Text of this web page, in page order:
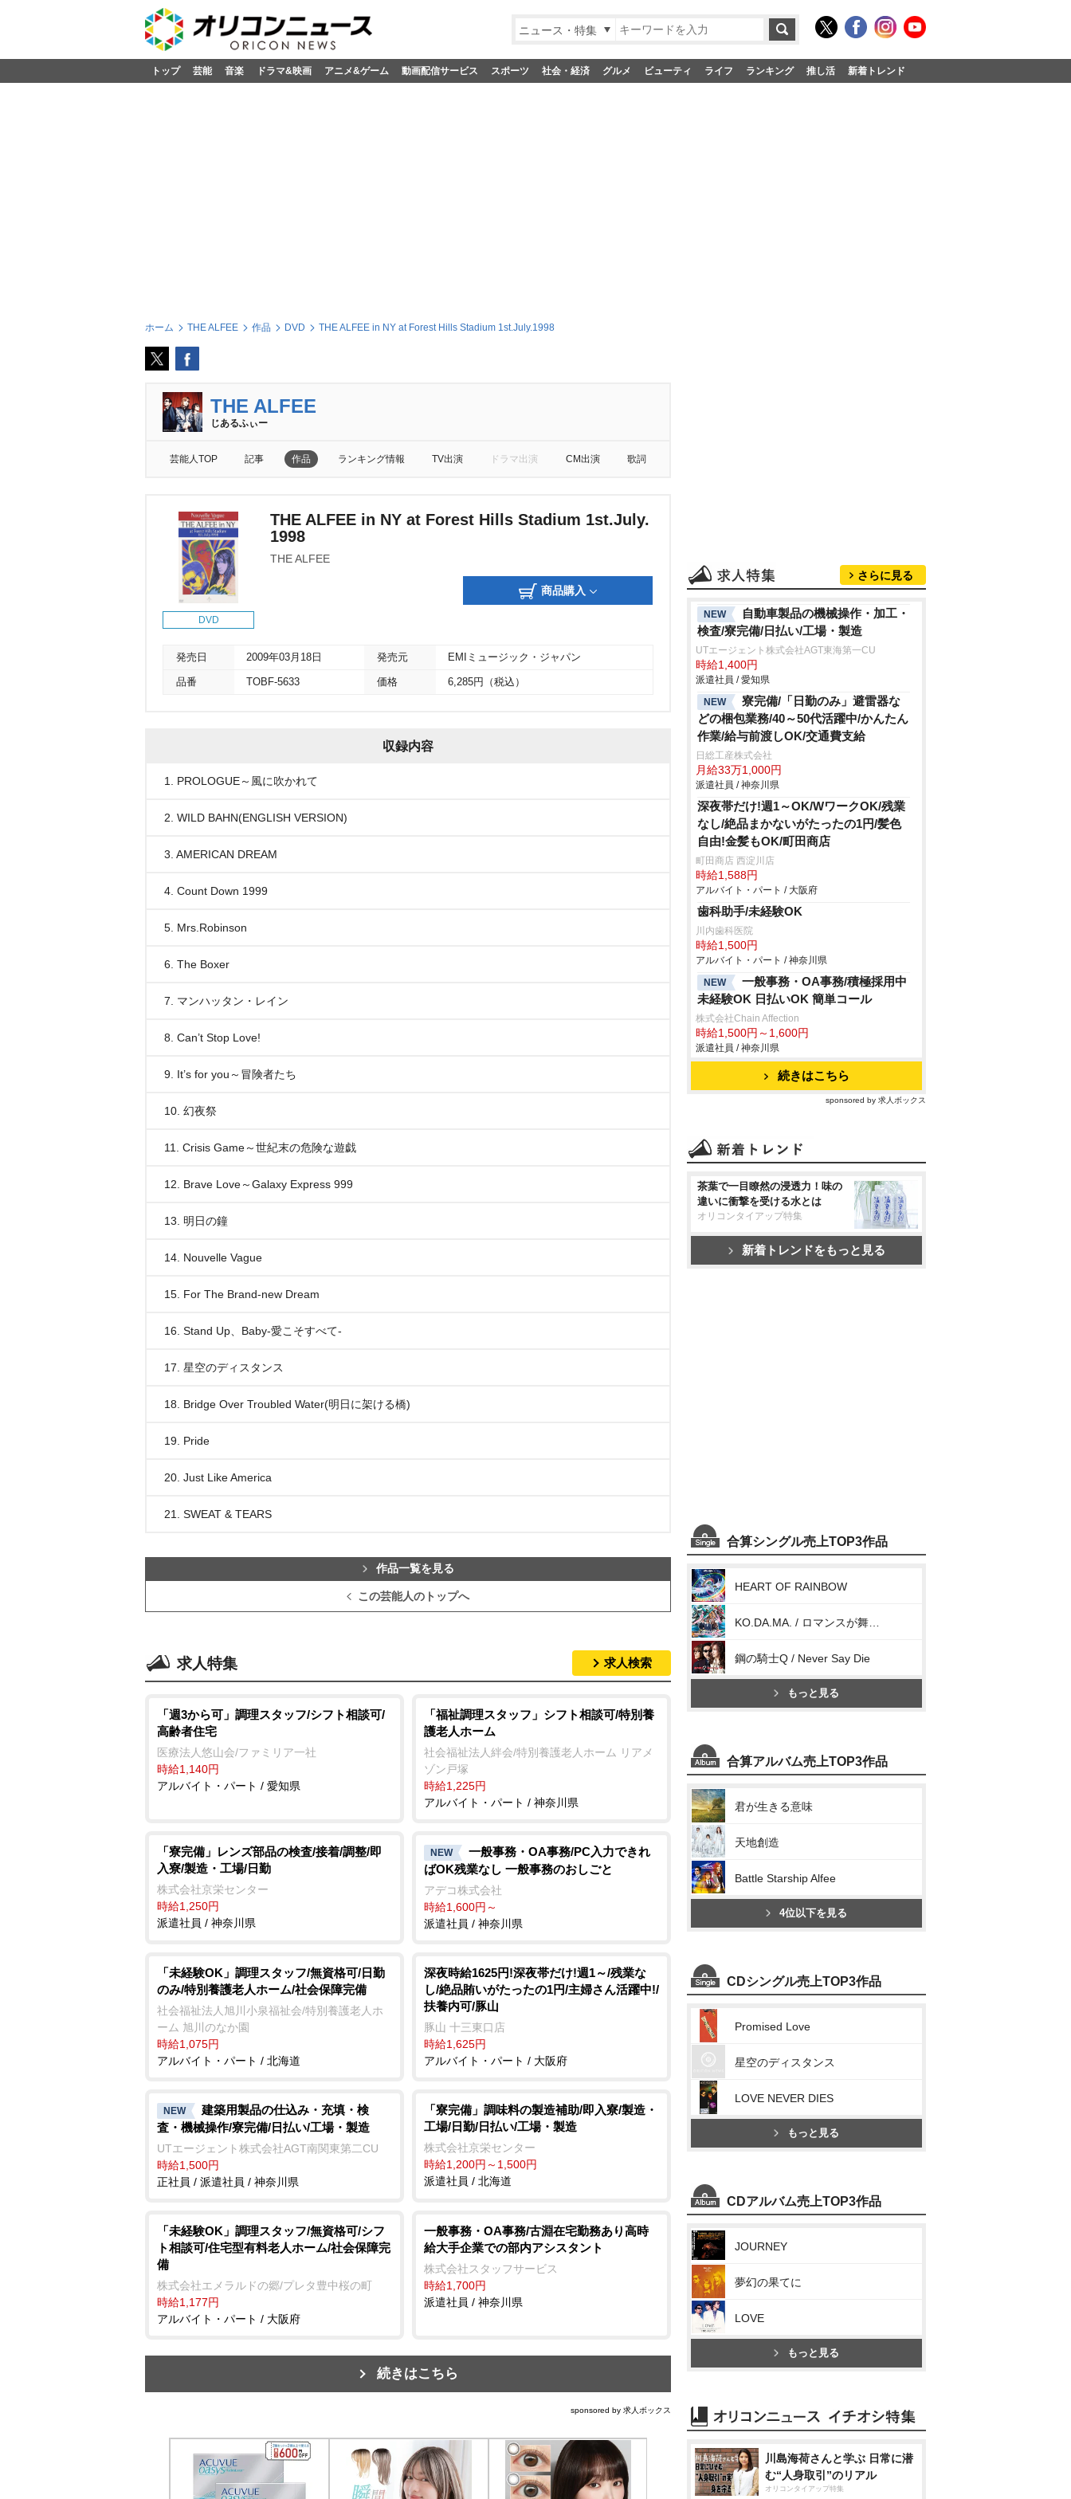
ニュース・特集
トップ 芸能 音楽 ドラマ&映画 アニメ&ゲーム 動画配信サービス スポーツ 社会・経済 グルメ ビューティ ライフ ランキング 推し活 新着トレンド
ホーム THE ALFEE 作品 DVD THE ALFEE in NY at Forest Hills Stadium 1st.July.1998
THE ALFEE
じあるふぃー
芸能人TOP 記事 作品 ランキング情報 TV出演 ドラマ出演 CM出演 歌詞
DVD
THE ALFEE in NY at Forest Hills Stadium 1st.July.
1998
THE ALFEE
商品購入
発売日 2009年03月18日 発売元 EMIミュージック・ジャパン
品番 TOBF-5633 価格 6,285円（税込）
収録内容
1. PROLOGUE～風に吹かれて
2. WILD BAHN(ENGLISH VERSION)
3. AMERICAN DREAM
4. Count Down 1999
5. Mrs.Robinson
6. The Boxer
7. マンハッタン・レイン
8. Can’t Stop Love!
9. It’s for you～冒険者たち
10. 幻夜祭
11. Crisis Game～世紀末の危険な遊戯
12. Brave Love～Galaxy Express 999
13. 明日の鐘
14. Nouvelle Vague
15. For The Brand-new Dream
16. Stand Up、Baby-愛こそすべて-
17. 星空のディスタンス
18. Bridge Over Troubled Water(明日に架ける橋)
19. Pride
20. Just Like America
21. SWEAT & TEARS
作品一覧を見る
この芸能人のトップへ
求人特集 求人検索
「週3から可」調理スタッフ/シフト相談可/
高齢者住宅
医療法人悠山会/ファミリア一社
時給1,140円
アルバイト・パート / 愛知県
「福祉調理スタッフ」シフト相談可/特別養
護老人ホーム
社会福祉法人絆会/特別養護老人ホーム リアメ
ゾン戸塚
時給1,225円
アルバイト・パート / 神奈川県
「寮完備」レンズ部品の検査/接着/調整/即
入寮/製造・工場/日勤
株式会社京栄センター
時給1,250円
派遣社員 / 神奈川県
NEW
一般事務・OA事務/PC入力できれ
ばOK残業なし 一般事務のおしごと
アデコ株式会社
時給1,600円～
派遣社員 / 神奈川県
「未経験OK」調理スタッフ/無資格可/日勤
のみ/特別養護老人ホーム/社会保障完備
社会福祉法人旭川小泉福祉会/特別養護老人ホ
ーム 旭川のなか園
時給1,075円
アルバイト・パート / 北海道
深夜時給1625円!深夜帯だけ!週1～/残業な
し/絶品賄いがたったの1円/主婦さん活躍中!/
扶養内可/豚山
豚山 十三東口店
時給1,625円
アルバイト・パート / 大阪府
NEW
建築用製品の仕込み・充填・検
査・機械操作/寮完備/日払い/工場・製造
UTエージェント株式会社AGT南関東第二CU
時給1,500円
正社員 / 派遣社員 / 神奈川県
「寮完備」調味料の製造補助/即入寮/製造・
工場/日勤/日払い/工場・製造
株式会社京栄センター
時給1,200円～1,500円
派遣社員 / 北海道
「未経験OK」調理スタッフ/無資格可/シフ
ト相談可/住宅型有料老人ホーム/社会保障完
備
株式会社エメラルドの郷/プレタ豊中桜の町
時給1,177円
アルバイト・パート / 大阪府
一般事務・OA事務/古淵在宅勤務あり高時
給大手企業での部内アシスタント
株式会社スタッフサービス
時給1,700円
派遣社員 / 神奈川県
続きはこちら
sponsored by 求人ボックス
さらに見る
NEW
自動車製品の機械操作・加工・
検査/寮完備/日払い/工場・製造
UTエージェント株式会社AGT東海第一CU
時給1,400円
派遣社員 / 愛知県
NEW
寮完備/「日勤のみ」避雷器な
どの梱包業務/40～50代活躍中/かんたん
作業/給与前渡しOK/交通費支給
日総工産株式会社
月給33万1,000円
派遣社員 / 神奈川県
深夜帯だけ!週1～OK/WワークOK/残業
なし/絶品まかないがたったの1円/髪色
自由!金髪もOK/町田商店
町田商店 西淀川店
時給1,588円
アルバイト・パート / 大阪府
歯科助手/未経験OK
川内歯科医院
時給1,500円
アルバイト・パート / 神奈川県
NEW
一般事務・OA事務/積極採用中
未経験OK 日払いOK 簡単コール
株式会社Chain Affection
時給1,500円～1,600円
派遣社員 / 神奈川県
続きはこちら
sponsored by 求人ボックス
茶葉で一目瞭然の浸透力！味の
違いに衝撃を受ける水とは
オリコンタイアップ特集
新着トレンドをもっと見る
合算シングル売上TOP3作品
HEART OF RAINBOW
鋼の騎士Q / Never Say Die
もっと見る
合算アルバム売上TOP3作品
君が生きる意味
天地創造
Battle Starship Alfee
4位以下を見る
CDシングル売上TOP3作品
Promised Love
星空のディスタンス
LOVE NEVER DIES
もっと見る
CDアルバム売上TOP3作品
JOURNEY
夢幻の果てに
LOVE
もっと見る
川島海荷さんと学ぶ 日常に潜
む“人身取引”のリアル
オリコンタイアップ特集